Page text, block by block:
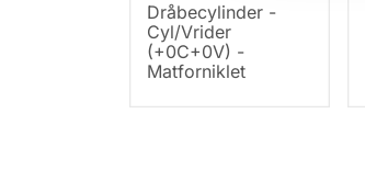
Dråbecylinder -
Cyl/Vrider
(+0C+0V) -
Matforniklet